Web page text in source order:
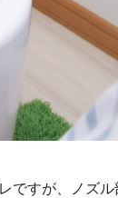
ですが、ノズ